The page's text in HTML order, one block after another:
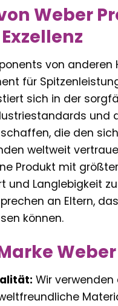
Weber
von
für
sich in der
und
die den
weltweit
Produkt mit
und Langlebigkeit
an Eltern,
können.
Wir